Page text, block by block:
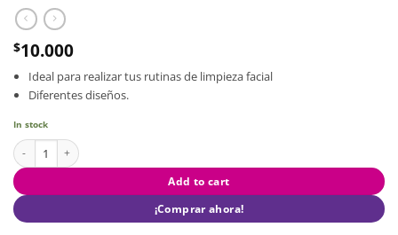
$10.000
Ideal para realizar tus rutinas de limpieza facial
Diferentes diseños.
In stock
Balaca de Maquillaje quantity
Add to cart
¡Comprar ahora!